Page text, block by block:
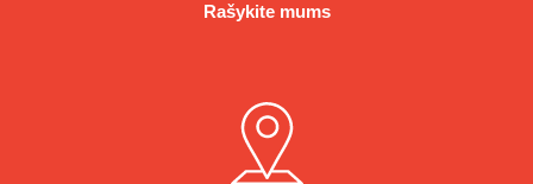
Rašykite mums